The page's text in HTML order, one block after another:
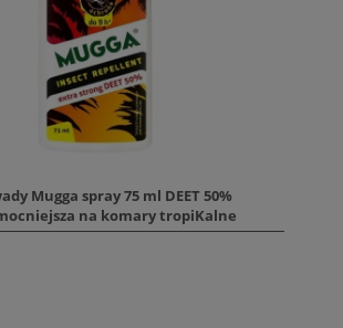
Mugga spray 75 ml DEET 50%
na komary tropiKalne